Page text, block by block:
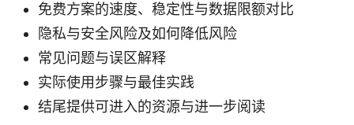
免费方案的速度、稳定性与数据限额对比
隐私与安全风险及如何降低风险
常见问题与误区解释
实际使用步骤与最佳实践
结尾提供可进入的资源与进一步阅读